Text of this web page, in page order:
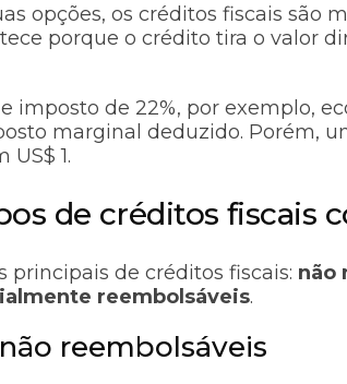
opções, os créditos fiscais são
porque o crédito tira o valor
imposto de 22%, por exemplo,
marginal deduzido. Porém,
1.
de créditos fiscais
principais de créditos fiscais: não
reembolsáveis.
reembolsáveis